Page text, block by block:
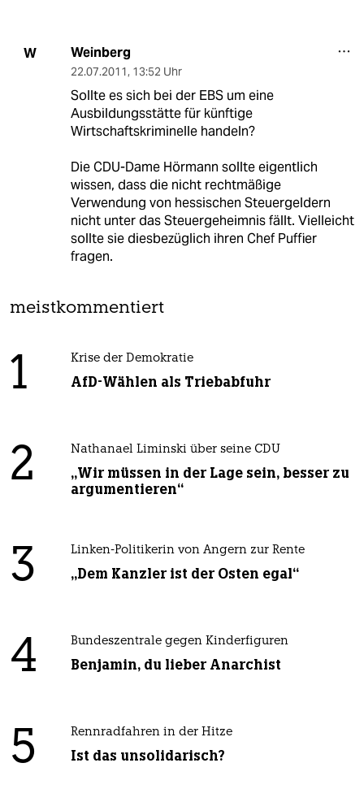
W Weinberg
22.07.2011, 13:52 Uhr
Sollte es sich bei der EBS um eine
Ausbildungsstätte für künftige
Wirtschaftskriminelle handeln?
Die CDU-Dame Hörmann sollte eigentlich
wissen, dass die nicht rechtmäßige
Verwendung von hessischen Steuergeldern
nicht unter das Steuergeheimnis fällt. Vielleicht
sollte sie diesbezüglich ihren Chef Puffier
fragen.
meistkommentiert
1 Krise der Demokratie
AfD-Wählen als Triebabfuhr
2 Nathanael Liminski über seine CDU
„Wir müssen in der Lage sein, besser zu
argumentieren“
3 Linken-Politikerin von Angern zur Rente
„Dem Kanzler ist der Osten egal“
4 Bundeszentrale gegen Kinderfiguren
Benjamin, du lieber Anarchist
5 Rennradfahren in der Hitze
Ist das unsolidarisch?